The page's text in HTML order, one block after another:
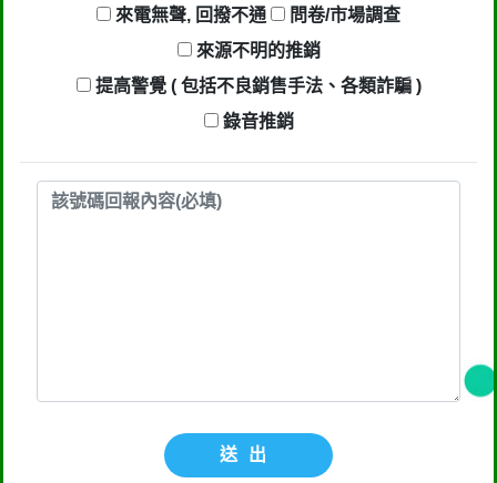
來電無聲, 回撥不通
問卷/市場調查
來源不明的推銷
提高警覺 ( 包括不良銷售手法、各類詐騙 )
錄音推銷
送出